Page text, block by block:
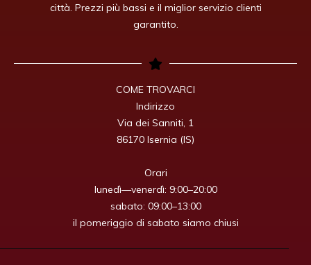
città. Prezzi più bassi e il miglior servizio clienti
garantito.
COME TROVARCI
Indirizzo
Via dei Sanniti, 1
86170 Isernia (IS)
Orari
lunedì—venerdì: 9:00–20:00
sabato: 09:00–13:00
il pomeriggio di sabato siamo chiusi